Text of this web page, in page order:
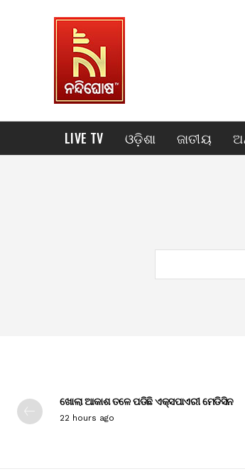
LIVE TV ଓଡ଼ିଶା ଜାତୀୟ
ଖୋଲା ଆକାଶ ତଳେ ପଡିଛି ଏକ୍ସପାଏରୀ ମେଡିସିନ
22 hours ago